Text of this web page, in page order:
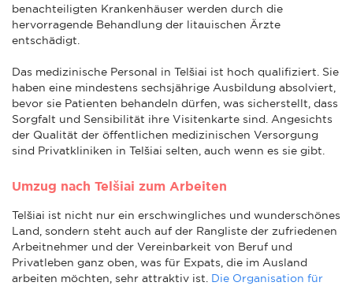
benachteiligten Krankenhäuser werden durch die
hervorragende Behandlung der litauischen Ärzte
entschädigt.
Das medizinische Personal in Telšiai ist hoch qualifiziert. Sie
haben eine mindestens sechsjährige Ausbildung absolviert,
bevor sie Patienten behandeln dürfen, was sicherstellt, dass
Sorgfalt und Sensibilität ihre Visitenkarte sind. Angesichts
der Qualität der öffentlichen medizinischen Versorgung
sind Privatkliniken in Telšiai selten, auch wenn es sie gibt.
Umzug nach Telšiai zum Arbeiten
Telšiai ist nicht nur ein erschwingliches und wunderschönes
Land, sondern steht auch auf der Rangliste der zufriedenen
Arbeitnehmer und der Vereinbarkeit von Beruf und
Privatleben ganz oben, was für Expats, die im Ausland
arbeiten möchten, sehr attraktiv ist. Die Organisation für